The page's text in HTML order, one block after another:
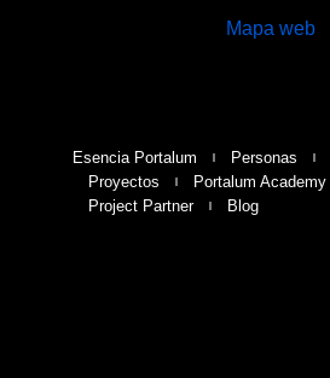
Mapa web
Esencia Portalum Personas
Proyectos
Portalum Academy
Project Partner
Blog